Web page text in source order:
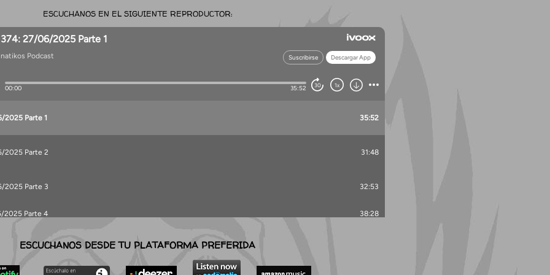
ESCUCHANOS EN EL SIGUIENTE REPRODUCTOR:
ESCUCHANOS DESDE TU PLATAFORMA PREFERIDA